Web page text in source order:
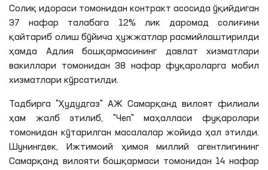
Солиқ идораси томонидан контракт асосида ўқийдиган
37 нафар талабага 12% лик даромад солиғини
қайтариб олиш бўйича ҳужжатлар расмийлаштирилди
ҳамда Адлия бошқармасининг давлат хизматлари
вакиллари томонидан 38 нафар фуқароларга мобил
хизматлари кўрсатилди.
Тадбирга "Ҳудудгаз" АЖ Самарқанд вилоят филиали
ҳам жалб этилиб, "Чеп" маҳалласи фуқаролари
томонидан кўтарилган масалалар жойида ҳал этилди.
Шунингдек, Ижтимоий ҳимоя миллий агентлигининг
Самарқанд вилояти бошқармаси томонидан 14 нафар